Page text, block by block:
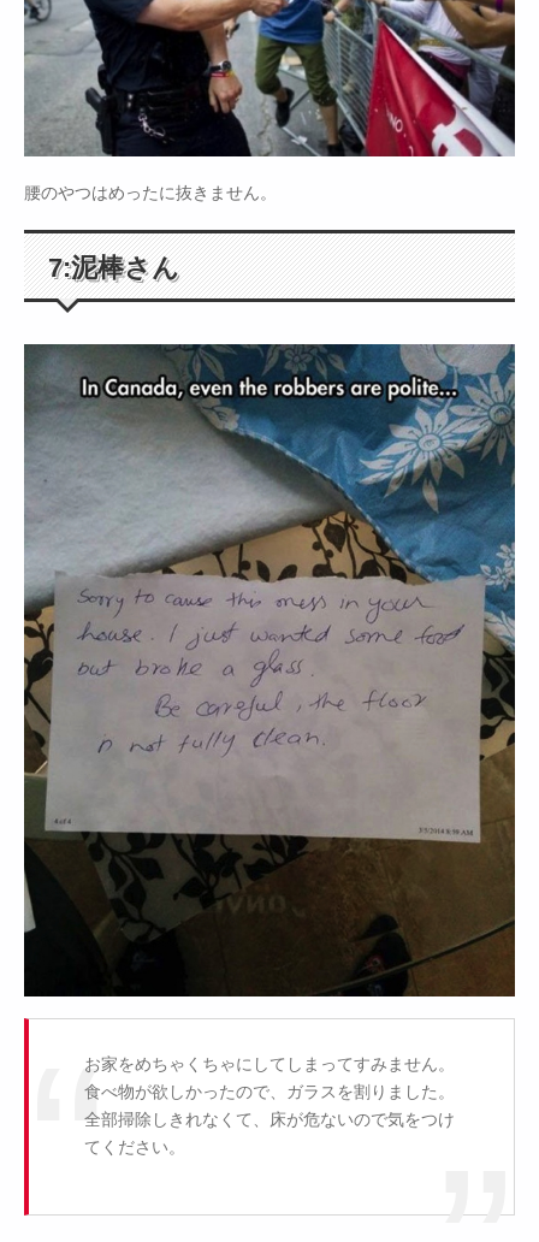
腰のやつはめったに抜きません。
7:泥棒さん
お家をめちゃくちゃにしてしまってすみません。
食べ物が欲しかったので、ガラスを割りました。
全部掃除しきれなくて、床が危ないので気をつけ
てください。